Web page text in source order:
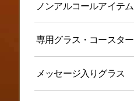
ノンアルコールアイテム
専用グラス・コースター
メッセージ入りグラス